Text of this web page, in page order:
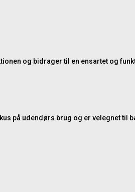
og bidrager til en ensartet og
på udendørs brug og er velegnet til